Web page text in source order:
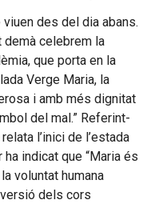
des del dia abans.
demà celebrem la
que porta en la
Verge Maria, la
i amb més dignitat
del mal.” Referint-
l’inici de l’estada
indicat que “Maria és
voluntat humana
dels cors